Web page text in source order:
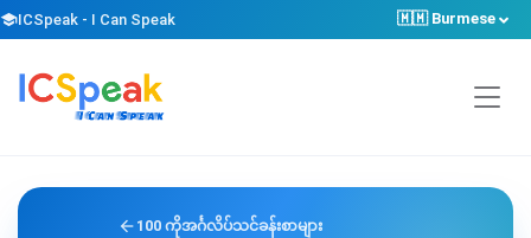
schoolICSpeak - I Can Speak 🇲🇲 Burmese
arrow_back 100 ကိုအင်္ဂလိပ်သင်ခန်းစာများ